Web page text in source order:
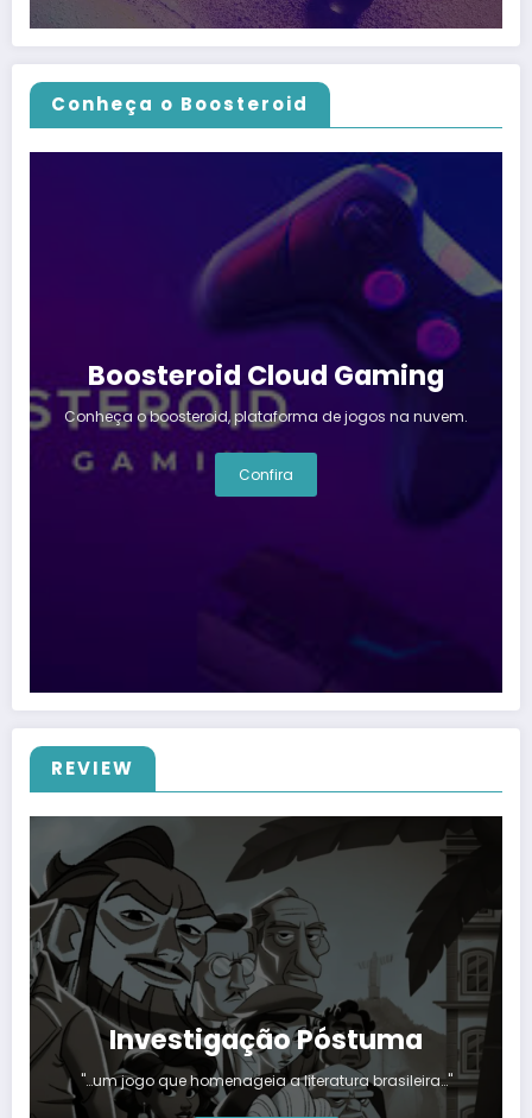
Conheça o Boosteroid
Boosteroid Cloud Gaming
Conheça o boosteroid, plataforma de jogos na nuvem.
Confira
REVIEW
Investigação Póstuma
"…um jogo que homenageia a literatura brasileira…"